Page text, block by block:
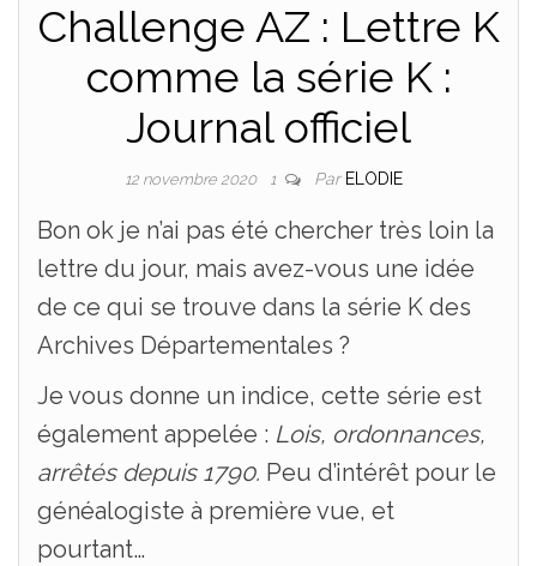
Challenge AZ : Lettre K
comme la série K :
Journal officiel
12 novembre 2020 1 Par ELODIE
Bon ok je n’ai pas été chercher très loin la
lettre du jour, mais avez-vous une idée
de ce qui se trouve dans la série K des
Archives Départementales ?
Je vous donne un indice, cette série est
également appelée : Lois, ordonnances,
arrêtés depuis 1790. Peu d’intérêt pour le
généalogiste à première vue, et
pourtant…